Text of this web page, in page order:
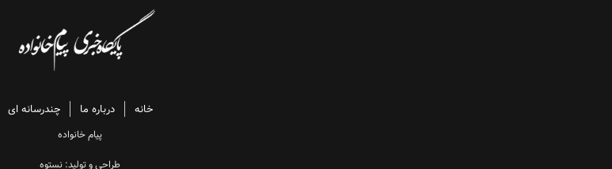
خانه درباره ما چندرسانه ای
پیام خانواده
طراحی و تولید: نستوه